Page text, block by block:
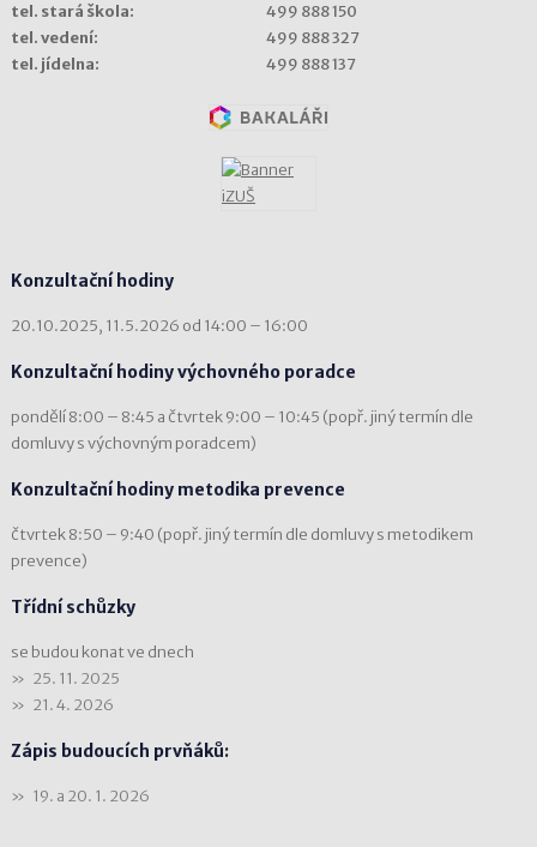
tel. stará škola:
499 888 150
tel. vedení:
499 888 327
tel. jídelna:
499 888 137
Konzultační hodiny
20.10.2025, 11.5.2026 od 14:00 – 16:00
Konzultační hodiny výchovného poradce
pondělí 8:00 – 8:45 a čtvrtek 9:00 – 10:45 (popř. jiný termín dle
domluvy s výchovným poradcem)
Konzultační hodiny metodika prevence
čtvrtek 8:50 – 9:40 (popř. jiný termín dle domluvy s metodikem
prevence)
Třídní schůzky
se budou konat ve dnech
25. 11. 2025
21. 4. 2026
Zápis budoucích prvňáků:
19. a 20. 1. 2026